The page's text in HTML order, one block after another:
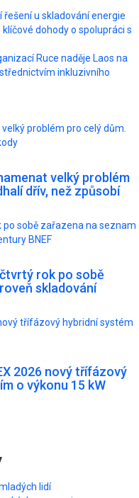
u skladování energie
dohody o spolupráci s
Ruce naděje Laos na
inkluzivního
problém pro celý dům.
velký problém
dřív, než způsobí
sobě zařazena na seznam
BNEF
rok po sobě
skladování
třífázový hybridní systém
2026 nový třífázový
o výkonu 15 kW
lidí